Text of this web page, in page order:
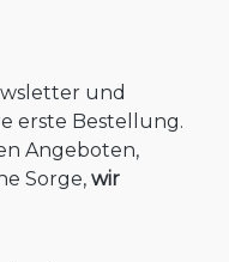
und
erste Bestellung.
Angeboten,
Sorge, wir